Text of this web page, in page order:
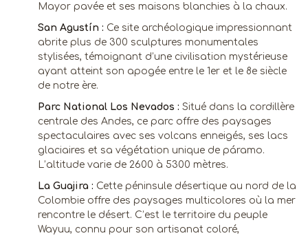
Mayor pavée et ses maisons blanchies à la chaux.
San Agustín : Ce site archéologique impressionnant
abrite plus de 300 sculptures monumentales
stylisées, témoignant d’une civilisation mystérieuse
ayant atteint son apogée entre le 1er et le 8e siècle
de notre ère.
Parc National Los Nevados : Situé dans la cordillère
centrale des Andes, ce parc offre des paysages
spectaculaires avec ses volcans enneigés, ses lacs
glaciaires et sa végétation unique de páramo.
L’altitude varie de 2600 à 5300 mètres.
La Guajira : Cette péninsule désertique au nord de la
Colombie offre des paysages multicolores où la mer
rencontre le désert. C’est le territoire du peuple
Wayuu, connu pour son artisanat coloré,